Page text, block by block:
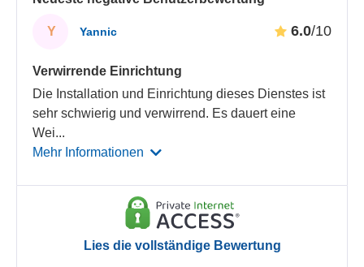
Y Yannic 6.0/10
Verwirrende Einrichtung
Die Installation und Einrichtung dieses Dienstes ist
sehr schwierig und verwirrend. Es dauert eine
Wei...
Mehr Informationen
Lies die vollständige Bewertung